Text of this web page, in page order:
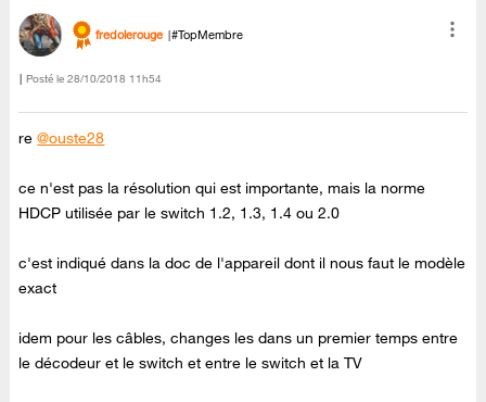
fredolerouge #TopMembre
Posté le ‎28/10/2018 11h54
re@ouste28
ce n'est pas la résolution qui est importante, mais la norme
HDCP utilisée par le switch 1.2, 1.3, 1.4 ou 2.0
c'est indiqué dans la doc de l'appareil dont il nous faut le modèle
exact
idem pour les câbles, changes les dans un premier temps entre
le décodeur et le switch et entre le switch et la TV